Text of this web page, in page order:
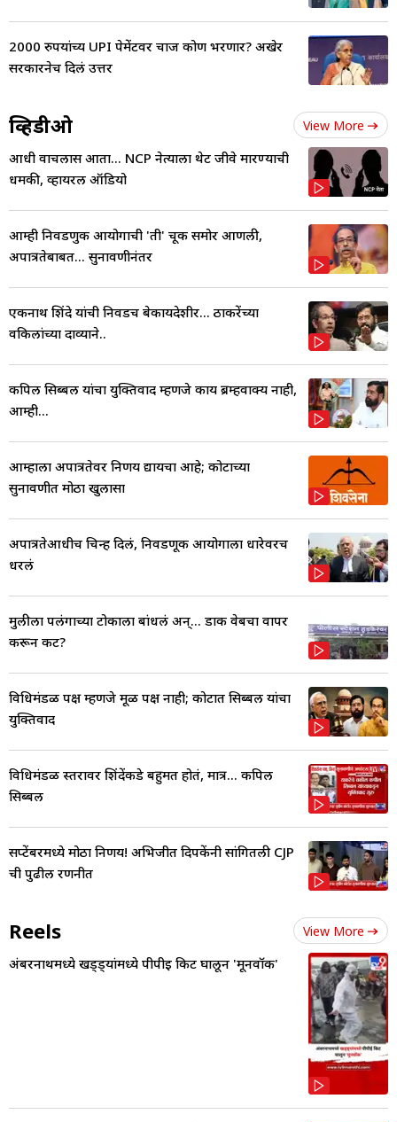
2000 रुपयांच्य UPI पेमेंटवर चार्ज कोण भरणार? अखेर
सरकारनेच दिलं उत्तर
व्हिडीओ View More
आधी वाचलास आता... NCP नेत्याला थेट जीवे मारण्याची
धमकी, व्हायरल ऑडियो
आम्ही निवडणुक आयोगाची 'ती' चूक समोर आणली,
अपात्रतेबाबत... सुनावणीनंतर
एकनाथ शिंदे यांची निवडच बेकायदेशीर... ठाकरेंच्या
वकिलांच्या दाव्याने..
कपिल सिब्बल यांचा युक्तिवाद म्हणजे काय ब्रम्हवाक्य नाही,
आम्ही...
आम्हाला अपात्रतेवर निर्णय द्यायचा आहे; कोर्टाच्या
सुनावणीत मोठा खुलासा
अपात्रतेआधीच चिन्ह दिलं, निवडणूक आयोगाला धारेवरच
धरलं
मुलीला पलंगाच्या टोकाला बांधलं अन्... डार्क वेबचा वापर
करून कट?
विधिमंडळ पक्ष म्हणजे मूळ पक्ष नाही; कोर्टात सिब्बल यांचा
युक्तिवाद
विधिमंडळ स्तरावर शिंदेंकडे बहुमत होतं, मात्र... कपिल
सिब्बल
सप्टेंबरमध्ये मोठा निर्णय! अभिजीत दिपकेंनी सांगितली CJP
ची पुढील रणनीत
Reels View More
अंबरनाथमध्ये खड्ड्यांमध्ये पीपीई किट घालून 'मूनवॉक'